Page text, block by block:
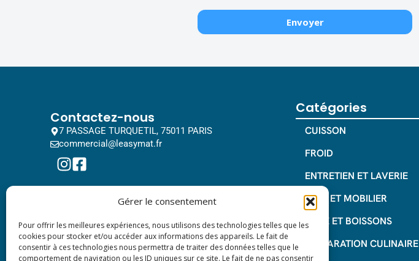
Gérer le consentement
Pour offrir les meilleures expériences, nous utilisons des technologies telles que les
cookies pour stocker et/ou accéder aux informations des appareils. Le fait de
consentir à ces technologies nous permettra de traiter des données telles que le
comportement de navigation ou les ID uniques sur ce site. Le fait de ne pas consentir
Contactez-nous
7 PASSAGE TURQUETIL, 75011 PARIS
commercial@leasymat.fr
Catégories
CUISSON
FROID
ENTRETIEN ET LAVERIE
INOX ET MOBILIER
CAFE ET BOISSONS
PREPARATION CULINAIRE